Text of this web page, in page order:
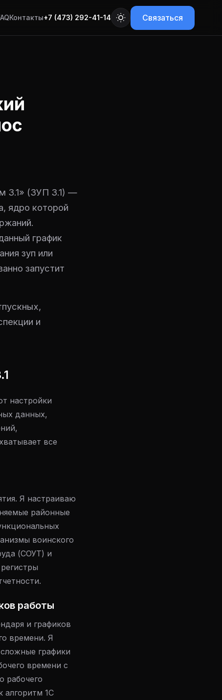
Контакты+7 (473) 292-41-14 Связаться
3.1» (ЗУП 3.1) —
ядро которой
график
зуп или
запустит
и
настройки
данных,
все
Я настраиваю
районные
воинского
(СОУТ) и
работы
и графиков
времени. Я
графики
времени с
рабочего
алгоритм 1С